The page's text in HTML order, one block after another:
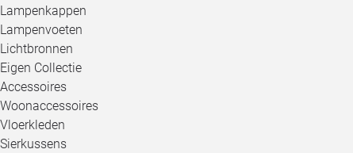
Lampenkappen
Lampenvoeten
Lichtbronnen
Eigen Collectie
Accessoires
Woonaccessoires
Vloerkleden
Sierkussens